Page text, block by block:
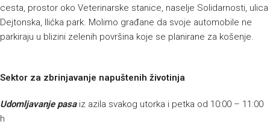
cesta, prostor oko Veterinarske stanice, naselje Solidarnosti, ulica
Dejtonska, Ilićka park. Molimo građane da svoje automobile ne
parkiraju u blizini zelenih površina koje se planirane za košenje.
Sektor za zbrinjavanje napuštenih životinja
Udomljavanje pasaiz azila svakog utorka i petka od 10:00 – 11:00
h